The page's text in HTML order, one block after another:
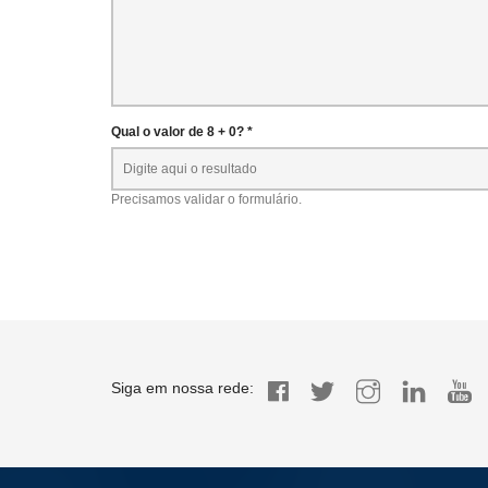
Qual o valor de 8 + 0? *
Precisamos validar o formulário.
Siga em nossa rede: